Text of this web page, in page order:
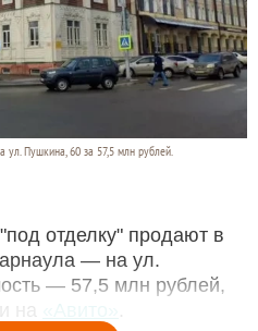
ул. Пушкина, 60 за 57,5 млн рублей.
отделку" продают в
— на ул.
— 57,5 млн рублей,
на
«Авито»